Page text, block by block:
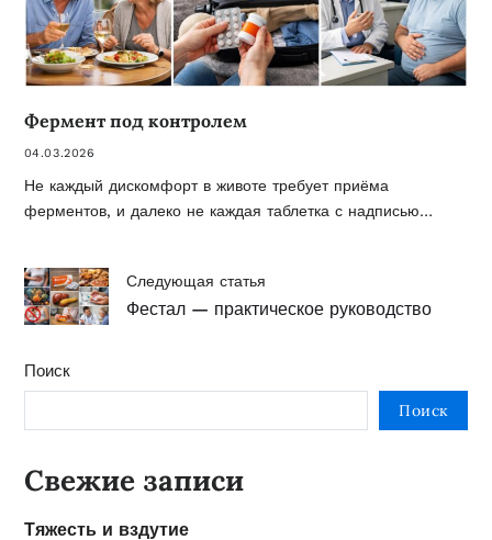
Фермент под контролем
04.03.2026
Не каждый дискомфорт в животе требует приёма
ферментов, и далеко не каждая таблетка с надписью…
Следующая статья
Фестал — практическое руководство
Поиск
Поиск
Свежие записи
Тяжесть и вздутие